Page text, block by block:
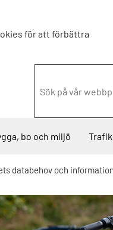
för att förbättra
bo och miljö
databehov och